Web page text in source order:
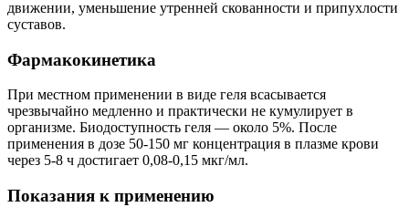
движении, уменьшение утренней скованности и припухлости
суставов.
Фармакокинетика
При местном применении в виде геля всасывается
чрезвычайно медленно и практически не кумулирует в
организме. Биодоступность геля — около 5%. После
применения в дозе 50-150 мг концентрация в плазме крови
через 5-8 ч достигает 0,08-0,15 мкг/мл.
Показания к применению